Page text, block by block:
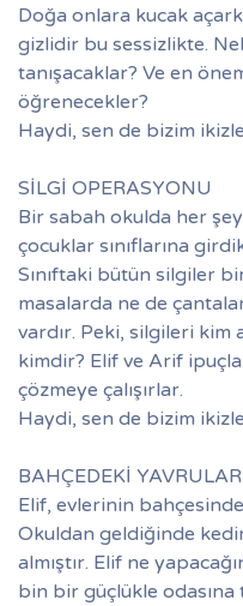
Doğa onlara kucak
gizlidir bu sessizlikte.
tanışacaklar? Ve en
öğrenecekler?
Haydi, sen de bizim
SİLGİ OPERASYONU
Bir sabah okulda her
çocuklar sınıflarına
Sınıftaki bütün silgiler
masalarda ne de
vardır. Peki, silgileri kim
kimdir? Elif ve Arif
çözmeye çalışırlar.
Haydi, sen de bizim
BAHÇEDEKİ YAVRULAR
Elif, evlerinin
Okuldan geldiğinde
almıştır. Elif ne
bin bir güçlükle odasına